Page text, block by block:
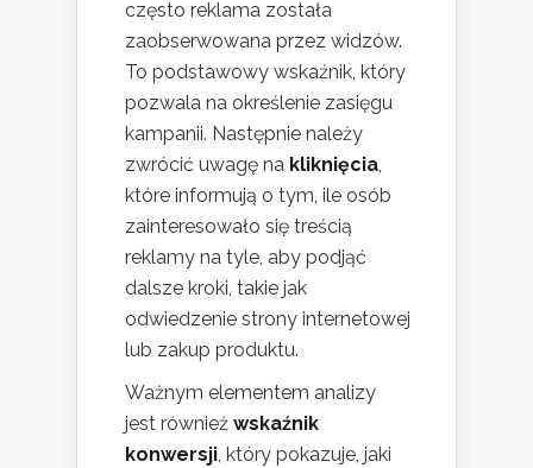
często reklama została
zaobserwowana przez widzów.
To podstawowy wskaźnik, który
pozwala na określenie zasięgu
kampanii. Następnie należy
zwrócić uwagę na kliknięcia,
które informują o tym, ile osób
zainteresowało się treścią
reklamy na tyle, aby podjąć
dalsze kroki, takie jak
odwiedzenie strony internetowej
lub zakup produktu.
Ważnym elementem analizy
jest również wskaźnik
konwersji, który pokazuje, jaki